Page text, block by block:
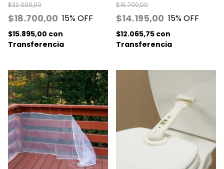
$18.700,00
$22.000,00
15% OFF
$15.895,00 con
Transferencia
$14.195,00
$16.700,00
15% OFF
$12.065,75 con
Transferencia